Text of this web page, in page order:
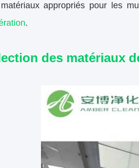
appropriés pour les
.
des matériaux